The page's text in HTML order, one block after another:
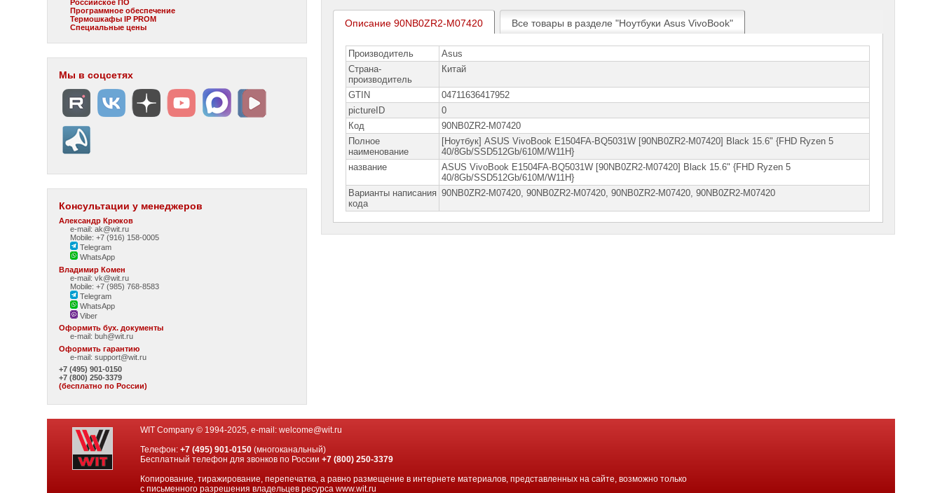
Российское ПО
Программное обеспечение
Термошкафы IP PROM
Специальные цены
Мы в соцсетях
Консультации у менеджеров
Александр Крюков
e-mail: ak@wit.ru
Mobile: +7 (916) 158-0005
Telegram
WhatsApp
Владимир Комен
e-mail: vk@wit.ru
Mobile: +7 (985) 768-8583
Telegram
WhatsApp
Viber
Оформить бух. документы
e-mail:buh@wit.ru
Оформить гарантию
e-mail:support@wit.ru
+7 (495) 901-0150
+7 (800) 250-3379
(бесплатно по России)
Описание 90NB0ZR2-M07420 Все товары в разделе "Ноутбуки Asus VivoBook"
Производитель
Asus
Страна-
производитель
Китай
GTIN
04711636417952
pictureID
0
Код
90NB0ZR2-M07420
Полное
наименование
[Ноутбук] ASUS VivoBook E1504FA-BQ5031W [90NB0ZR2-M07420] Black 15.6" {FHD Ryzen 5
40/8Gb/SSD512Gb/610M/W11H}
название
ASUS VivoBook E1504FA-BQ5031W [90NB0ZR2-M07420] Black 15.6" {FHD Ryzen 5
40/8Gb/SSD512Gb/610M/W11H}
Варианты написания
кода
90NB0ZR2-M07420, 90NB0ZR2-M07420, 90NВ0ZR2-M07420, 90NВ0ZR2-М07420
WIT Company © 1994-2025, e-mail: welcome@wit.ru
Телефон:+7 (495) 901-0150 (многоканальный)
Бесплатный телефон для звонков по России+7 (800) 250-3379
Копирование, тиражирование, перепечатка, а равно размещение в интернете материалов, представленных на сайте, возможно только
с письменного разрешения владельцев ресурса www.wit.ru